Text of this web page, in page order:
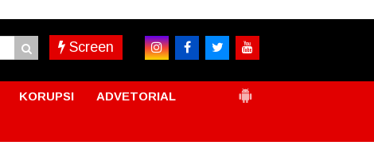
Screen
KORUPSI ADVETORIAL